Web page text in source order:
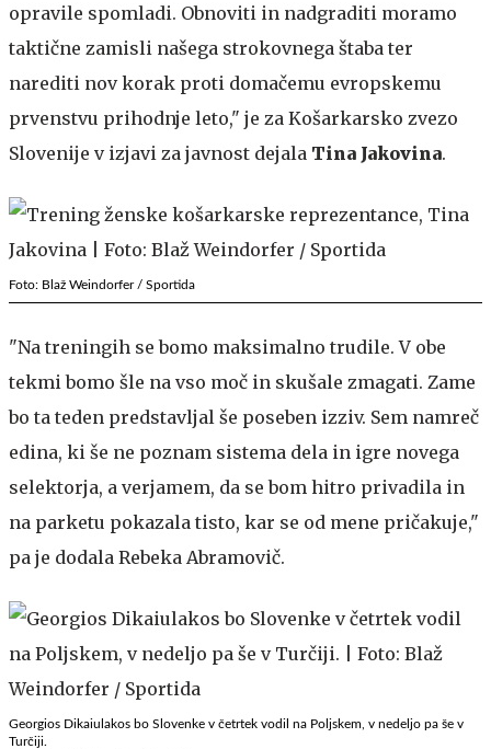
opravile spomladi. Obnoviti in nadgraditi moramo
taktične zamisli našega strokovnega štaba ter
narediti nov korak proti domačemu evropskemu
prvenstvu prihodnje leto," je za Košarkarsko zvezo
Slovenije v izjavi za javnost dejala Tina Jakovina.
Foto: Blaž Weindorfer / Sportida
"Na treningih se bomo maksimalno trudile. V obe
tekmi bomo šle na vso moč in skušale zmagati. Zame
bo ta teden predstavljal še poseben izziv. Sem namreč
edina, ki še ne poznam sistema dela in igre novega
selektorja, a verjamem, da se bom hitro privadila in
na parketu pokazala tisto, kar se od mene pričakuje,"
pa je dodala Rebeka Abramovič.
Georgios Dikaiulakos bo Slovenke v četrtek vodil na Poljskem, v nedeljo pa še v
Turčiji.